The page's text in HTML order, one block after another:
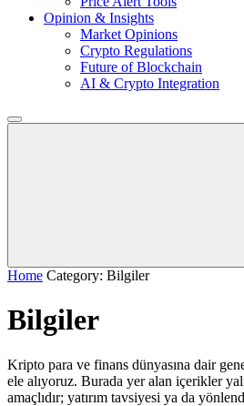
Opinion & Insights
Market Opinions
Crypto Regulations
Future of Blockchain
AI & Crypto Integration
Home Category: Bilgiler
Bilgiler
Kripto para ve finans dünyasına dair
ele alıyoruz. Burada yer alan içerikler
amaçlıdır; yatırım tavsiyesi ya da